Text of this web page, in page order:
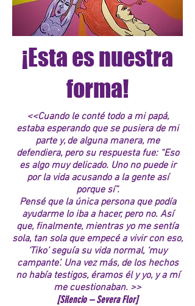
¡Esta es nuestra
forma!
<<Cuando le conté todo a mi papá,
estaba esperando que se pusiera de mi
parte y, de alguna manera, me
defendiera, pero su respuesta fue: “Eso
es algo muy delicado. Uno no puede ir
por la vida acusando a la gente así
porque sí”.
Pensé que la única persona que podía
ayudarme lo iba a hacer, pero no. Así
que, finalmente, mientras yo me sentía
sola, tan sola que empecé a vivir con eso,
‘Tiko’ seguía su vida normal, ‘muy
campante’. Una vez más, de los hechos
no había testigos, éramos él y yo, y a mí
me cuestionaban. >>
[Silencio – Severa Flor]